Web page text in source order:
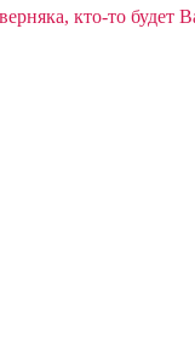
кто-то будет